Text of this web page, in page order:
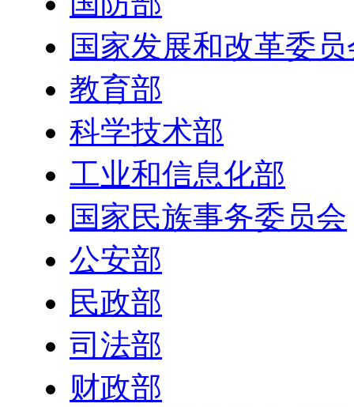
国家发展和改革委
教育部
科学技术部
工业和信息化部
国家民族事务委员会
公安部
民政部
司法部
财政部